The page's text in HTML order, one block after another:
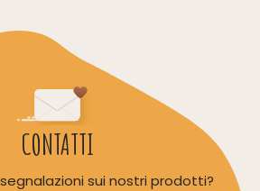
CONTATTI
sui nostri prodotti?